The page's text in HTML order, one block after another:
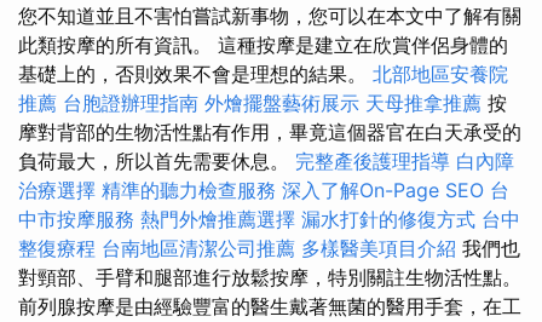
您不知道並且不害怕嘗試新事物，您可以在本文中了解有關
此類按摩的所有資訊。 這種按摩是建立在欣賞伴侶身體的
基礎上的，否則效果不會是理想的結果。 北部地區安養院
推薦 台胞證辦理指南 外燴擺盤藝術展示 天母推拿推薦 按
摩對背部的生物活性點有作用，畢竟這個器官在白天承受的
負荷最大，所以首先需要休息。 完整產後護理指導 白內障
治療選擇 精準的聽力檢查服務 深入了解On-Page SEO 台
中市按摩服務 熱門外燴推薦選擇 漏水打針的修復方式 台中
整復療程 台南地區清潔公司推薦 多樣醫美項目介紹 我們也
對頸部、手臂和腿部進行放鬆按摩，特別關註生物活性點。
前列腺按摩是由經驗豐富的醫生戴著無菌的醫用手套，在工